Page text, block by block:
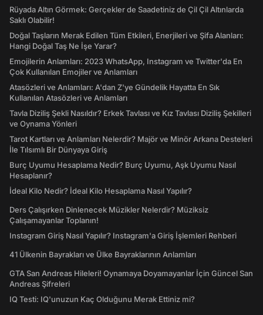
Rüyada Altın Görmek: Gerçekler de Saadetiniz de Çil Çil Altınlarda
Saklı Olabilir!
Doğal Taşların Merak Edilen Tüm Etkileri, Enerjileri ve Şifa Alanları:
Hangi Doğal Taş Ne İşe Yarar?
Emojilerin Anlamları: 2023 WhatsApp, Instagram ve Twitter'da En
Çok Kullanılan Emojiler ve Anlamları
Atasözleri ve Anlamları: A'dan Z'ye Gündelik Hayatta En Sık
Kullanılan Atasözleri ve Anlamları
Tavla Diziliş Şekli Nasıldır? Erkek Tavlası ve Kız Tavlası Diziliş Şekilleri
ve Oynama Yönleri
Tarot Kartları ve Anlamları Nelerdir? Majör ve Minör Arkana Desteleri
İle Tılsımlı Bir Dünyaya Giriş
Burç Uyumu Hesaplama Nedir? Burç Uyumu, Aşk Uyumu Nasıl
Hesaplanır?
İdeal Kilo Nedir? İdeal Kilo Hesaplama Nasıl Yapılır?
Ders Çalışırken Dinlenecek Müzikler Nelerdir? Müziksiz
Çalışamayanlar Toplanın!
Instagram Giriş Nasıl Yapılır? Instagram'a Giriş İşlemleri Rehberi
41 Ülkenin Bayrakları ve Ülke Bayraklarının Anlamları
GTA San Andreas Hileleri! Oynamaya Doyamayanlar İçin Güncel San
Andreas Şifreleri
IQ Testi: IQ'unuzun Kaç Olduğunu Merak Ettiniz mi?